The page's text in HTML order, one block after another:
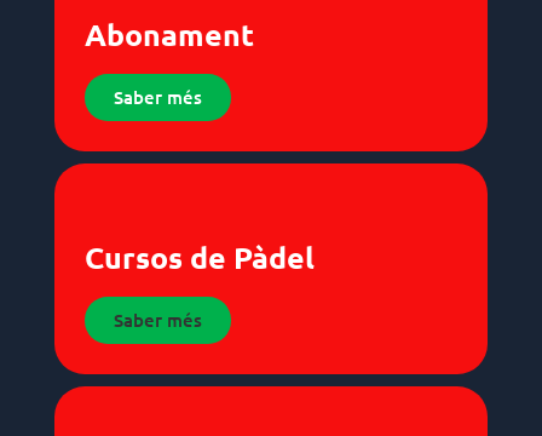
Abonament
Saber més
Cursos de Pàdel
Saber més